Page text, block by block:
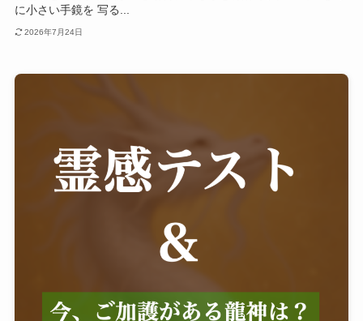
に小さい手鏡を 写る...
2026年7月24日